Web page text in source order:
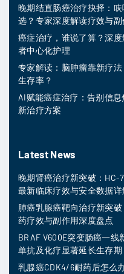
晚期结直肠癌治疗抉择：
选？专家深度解读疗效与副
癌症治疗，谁说了算？深度
者中心化护理
专家解读：脑肿瘤靠新疗
生存率？
AI赋能癌症治疗：告别信
新治疗方案
Latest News
晚期肾癌治疗新突破：HC-
最新临床疗效与安全数据详
肺癌乳腺癌靶向治疗新突
药疗效与副作用深度盘点
BRAF V600E突变肠癌一
单抗及化疗显著延长生存期
乳腺癌CDK4/6耐药后怎么